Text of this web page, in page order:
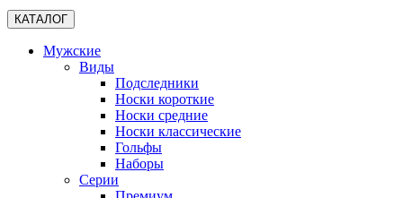
КАТАЛОГ
Мужские
Виды
Подследники
Носки короткие
Носки средние
Носки классические
Гольфы
Наборы
Серии